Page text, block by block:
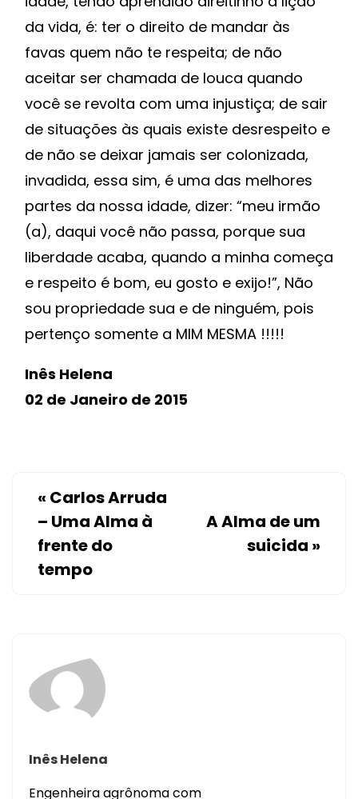
da vida, é: ter o direito de mandar às
favas quem não te respeita; de não
aceitar ser chamada de louca quando
você se revolta com uma injustiça; de sair
de situações às quais existe desrespeito e
de não se deixar jamais ser colonizada,
invadida, essa sim, é uma das melhores
partes da nossa idade, dizer: “meu irmão
(a), daqui você não passa, porque sua
liberdade acaba, quando a minha começa
e respeito é bom, eu gosto e exijo!”, Não
sou propriedade sua e de ninguém, pois
pertenço somente a MIM MESMA !!!!!
Inês Helena
02 de Janeiro de 2015
« Carlos Arruda
– Uma Alma à
frente do
tempo
A Alma de um
suicida »
Inês Helena
Engenheira agrônoma com